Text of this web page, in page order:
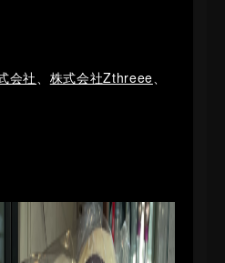
会社、 株式会社Zthreee、